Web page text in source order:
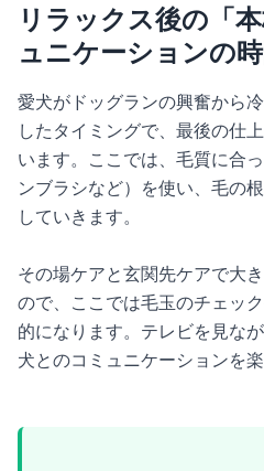
リラックス後の「
ュニケーションの
愛犬がドッグランの興奮から
したタイミングで、最後の仕
います。ここでは、毛質に合
ンブラシなど）を使い、毛の
していきます。
その場ケアと玄関先ケアで大
ので、ここでは毛玉のチェッ
的になります。テレビを見な
犬とのコミュニケーションを